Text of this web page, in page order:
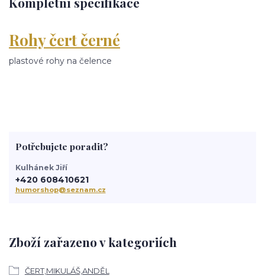
Rohy čert černé
plastové rohy na čelence
Zboží zařazeno v kategoriích
ČERT,MIKULÁŠ,ANDĚL
Potřebujete poradit?
Kulhánek Jiří
+420 608410621
humorshop@seznam.cz